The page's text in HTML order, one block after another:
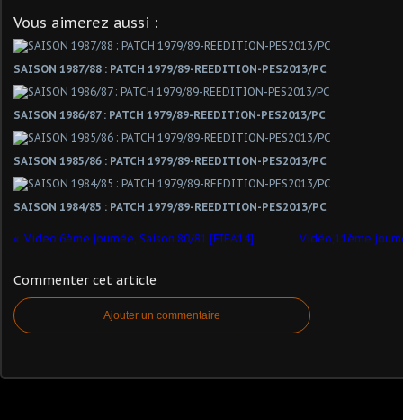
Vous aimerez aussi :
SAISON 1987/88 : PATCH 1979/89-REEDITION-PES2013/PC
SAISON 1986/87 : PATCH 1979/89-REEDITION-PES2013/PC
SAISON 1985/86 : PATCH 1979/89-REEDITION-PES2013/PC
SAISON 1984/85 : PATCH 1979/89-REEDITION-PES2013/PC
Video 6ème journée, Saison 80/81 [FIFA14] Vidéo,11ème
Commenter cet article
Ajouter un commentaire